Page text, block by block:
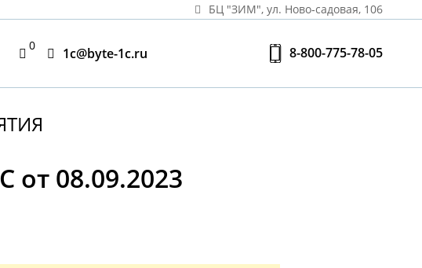
БЦ "ЗИМ", ул. Ново‑садовая, 106
0 1c@byte-1c.ru 8-800-775-78-05
08.09.2023